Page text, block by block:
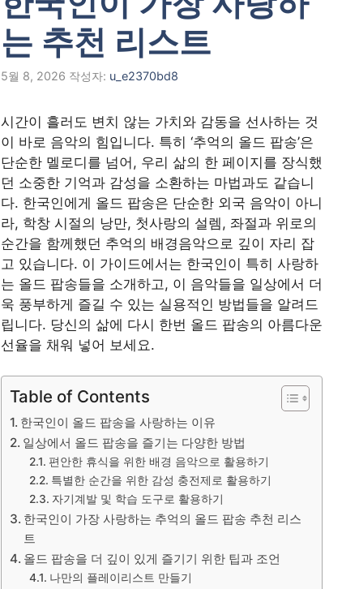
는 추천 리스트
5월 8, 2026 작성자: u_e2370bd8
시간이 흘러도 변치 않는 가치와 감동을 선사하는 것
이 바로 음악의 힘입니다. 특히 ‘추억의 올드 팝송’은
단순한 멜로디를 넘어, 우리 삶의 한 페이지를 장식했
던 소중한 기억과 감성을 소환하는 마법과도 같습니
다. 한국인에게 올드 팝송은 단순한 외국 음악이 아니
라, 학창 시절의 낭만, 첫사랑의 설렘, 좌절과 위로의
순간을 함께했던 추억의 배경음악으로 깊이 자리 잡
고 있습니다. 이 가이드에서는 한국인이 특히 사랑하
는 올드 팝송들을 소개하고, 이 음악들을 일상에서 더
욱 풍부하게 즐길 수 있는 실용적인 방법들을 알려드
립니다. 당신의 삶에 다시 한번 올드 팝송의 아름다운
선율을 채워 넣어 보세요.
Table of Contents
한국인이 올드 팝송을 사랑하는 이유
일상에서 올드 팝송을 즐기는 다양한 방법
편안한 휴식을 위한 배경 음악으로 활용하기
특별한 순간을 위한 감성 충전제로 활용하기
자기계발 및 학습 도구로 활용하기
한국인이 가장 사랑하는 추억의 올드 팝송 추천 리스
트
올드 팝송을 더 깊이 있게 즐기기 위한 팁과 조언
나만의 플레이리스트 만들기